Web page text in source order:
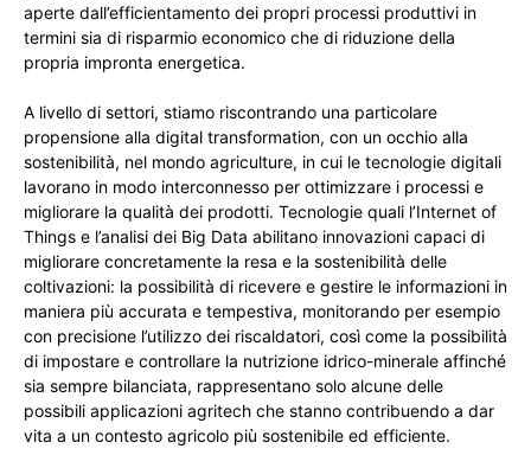
aperte dall’efficientamento dei propri processi produttivi in
termini sia di risparmio economico che di riduzione della
propria impronta energetica.
A livello di settori, stiamo riscontrando una particolare
propensione alla digital transformation, con un occhio alla
sostenibilità, nel mondo agriculture, in cui le tecnologie digitali
lavorano in modo interconnesso per ottimizzare i processi e
migliorare la qualità dei prodotti. Tecnologie quali l’Internet of
Things e l’analisi dei Big Data abilitano innovazioni capaci di
migliorare concretamente la resa e la sostenibilità delle
coltivazioni: la possibilità di ricevere e gestire le informazioni in
maniera più accurata e tempestiva, monitorando per esempio
con precisione l’utilizzo dei riscaldatori, così come la possibilità
di impostare e controllare la nutrizione idrico-minerale affinché
sia sempre bilanciata, rappresentano solo alcune delle
possibili applicazioni agritech che stanno contribuendo a dar
vita a un contesto agricolo più sostenibile ed efficiente.